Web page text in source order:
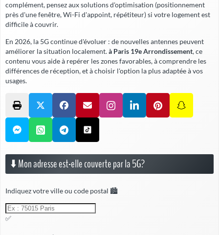
complément, pensez aux solutions d'optimisation (positionnement
près d'une fenêtre, Wi-Fi d'appoint, répétiteur) si votre logement est
difficile à couvrir.
En 2026, la 5G continue d'évoluer : de nouvelles antennes peuvent
améliorer la situation localement.à Paris 19e Arrondissement, ce
contenu vous aide à repérer les zones favorables, à comprendre les
différences de réception, et à choisir l'option la plus adaptée à vos
usages.
⬇️ Mon adresse est-elle couverte par la 5G?
Indiquez votre ville ou code postal 🏙️
✅